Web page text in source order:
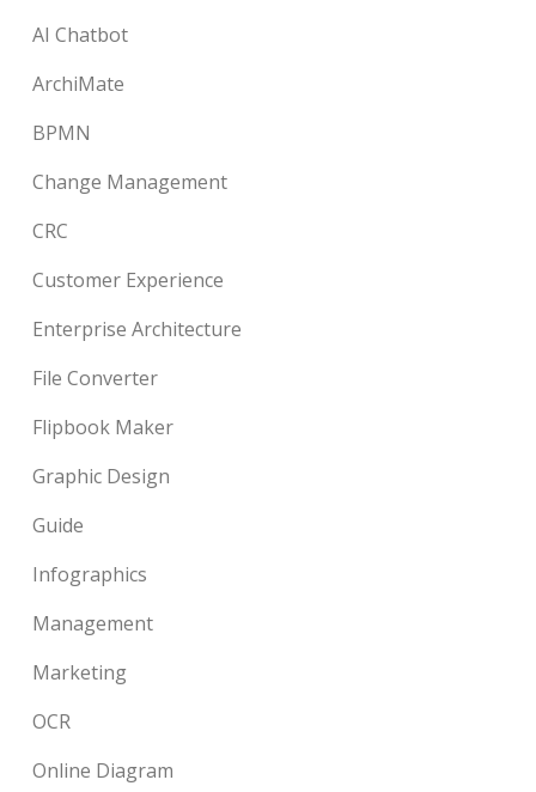
AI Chatbot
ArchiMate
BPMN
Change Management
CRC
Customer Experience
Enterprise Architecture
File Converter
Flipbook Maker
Graphic Design
Guide
Infographics
Management
Marketing
OCR
Online Diagram